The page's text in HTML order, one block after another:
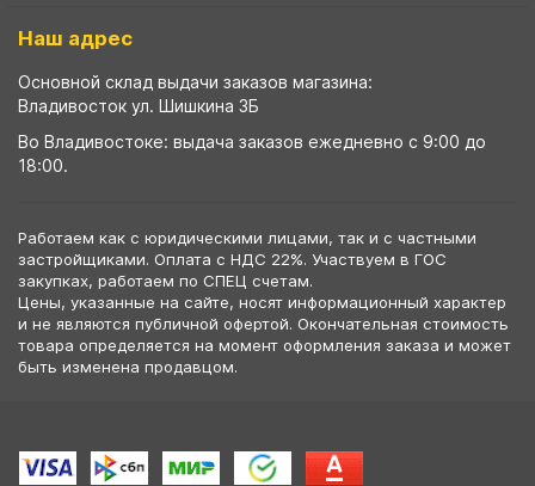
Наш адрес
Основной склад выдачи заказов магазина:
Владивосток ул. Шишкина 3Б
Во Владивостоке: выдача заказов ежедневно с 9:00 до
18:00.
Работаем как с юридическими лицами, так и с частными
застройщиками. Оплата с НДС 22%. Участвуем в ГОС
закупках, работаем по СПЕЦ счетам.
Цены, указанные на сайте, носят информационный характер
и не являются публичной офертой. Окончательная стоимость
товара определяется на момент оформления заказа и может
быть изменена продавцом.